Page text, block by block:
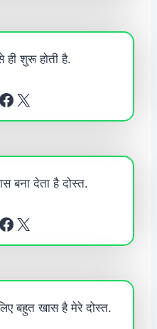
ही शुरू होती है.
Facebook X
बना देता है दोस्त.
Facebook X
बहुत खास है मेरे दोस्त.